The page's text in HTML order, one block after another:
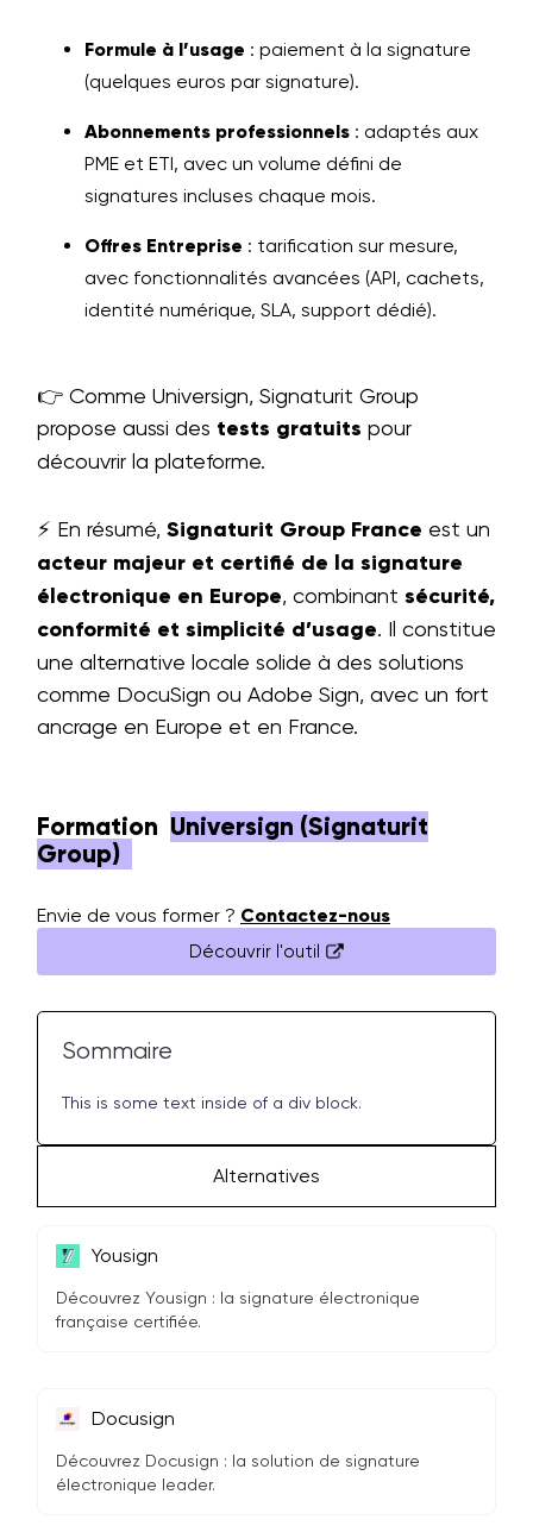
Formule à l’usage : paiement à la signature
(quelques euros par signature).
Abonnements professionnels : adaptés aux
PME et ETI, avec un volume défini de
signatures incluses chaque mois.
Offres Entreprise : tarification sur mesure,
avec fonctionnalités avancées (API, cachets,
identité numérique, SLA, support dédié).
👉 Comme Universign, Signaturit Group
propose aussi des tests gratuits pour
découvrir la plateforme.
⚡ En résumé, Signaturit Group France est un
acteur majeur et certifié de la signature
électronique en Europe, combinant sécurité,
conformité et simplicité d’usage. Il constitue
une alternative locale solide à des solutions
comme DocuSign ou Adobe Sign, avec un fort
ancrage en Europe et en France.
Formation Universign (Signaturit
Group)
Envie de vous former ? Contactez-nous
Découvrir l'outil
Sommaire
This is some text inside of a div block.
Alternatives
Yousign
Découvrez Yousign : la signature électronique
française certifiée.
Docusign
Découvrez Docusign : la solution de signature
électronique leader.